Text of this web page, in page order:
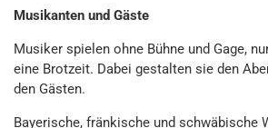
Musikanten und Gäste
Musiker spielen ohne Bühne und Gage,
eine Brotzeit. Dabei gestalten sie den
den Gästen.
Bayerische, fränkische und schwäbische